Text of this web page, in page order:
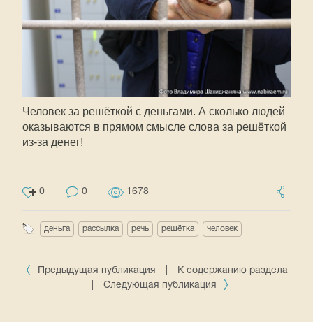
Человек за решёткой с деньгами. А сколько людей
оказываются в прямом смысле слова за решёткой
из-за денег!
0 0 1678
деньга рассылка речь решётка человек
Предыдущая публикация
К содержанию раздела
Следующая публикация